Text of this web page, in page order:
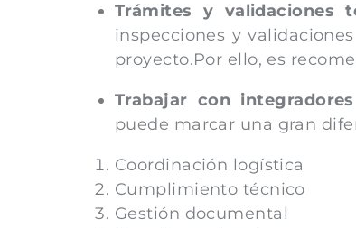
Trámites y validaciones
inspecciones y
proyecto.Por ello, es
Trabajar con
puede marcar una gran
Coordinación logística
Cumplimiento técnico
Gestión documental